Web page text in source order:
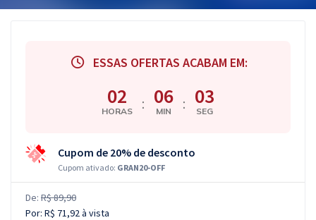
ESSAS OFERTAS ACABAM EM:
02
HORAS : 06
MIN : 03
SEG
Cupom de 20% de desconto
Cupom ativado: GRAN20-OFF
De: R$ 89,90
Por: R$ 71,92à vista